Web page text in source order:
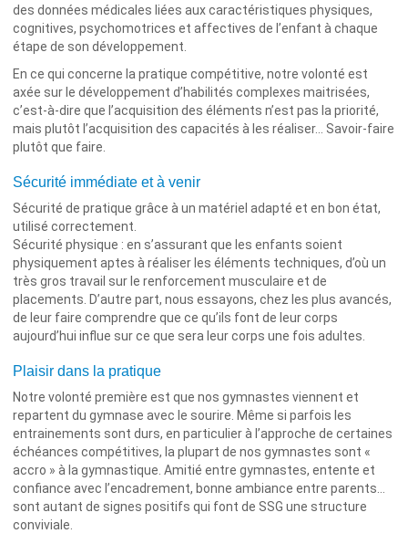
des données médicales liées aux caractéristiques physiques,
cognitives, psychomotrices et affectives de l’enfant à chaque
étape de son développement.
En ce qui concerne la pratique compétitive, notre volonté est
axée sur le développement d’habilités complexes maitrisées,
c’est-à-dire que l’acquisition des éléments n’est pas la priorité,
mais plutôt l’acquisition des capacités à les réaliser… Savoir-faire
plutôt que faire.
Sécurité immédiate et à venir
Sécurité de pratique grâce à un matériel adapté et en bon état,
utilisé correctement.
Sécurité physique : en s’assurant que les enfants soient
physiquement aptes à réaliser les éléments techniques, d’où un
très gros travail sur le renforcement musculaire et de
placements. D’autre part, nous essayons, chez les plus avancés,
de leur faire comprendre que ce qu’ils font de leur corps
aujourd’hui influe sur ce que sera leur corps une fois adultes.
Plaisir dans la pratique
Notre volonté première est que nos gymnastes viennent et
repartent du gymnase avec le sourire. Même si parfois les
entrainements sont durs, en particulier à l’approche de certaines
échéances compétitives, la plupart de nos gymnastes sont «
accro » à la gymnastique. Amitié entre gymnastes, entente et
confiance avec l’encadrement, bonne ambiance entre parents…
sont autant de signes positifs qui font de SSG une structure
conviviale.